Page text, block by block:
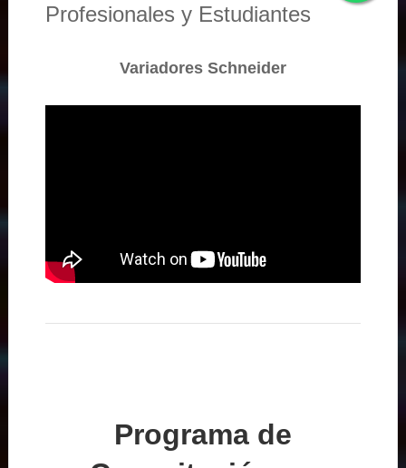
Profesionales y Estudiantes
Variadores Schneider
Programa de